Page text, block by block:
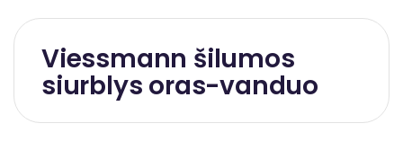
Viessmann šilumos
siurblys oras-vanduo